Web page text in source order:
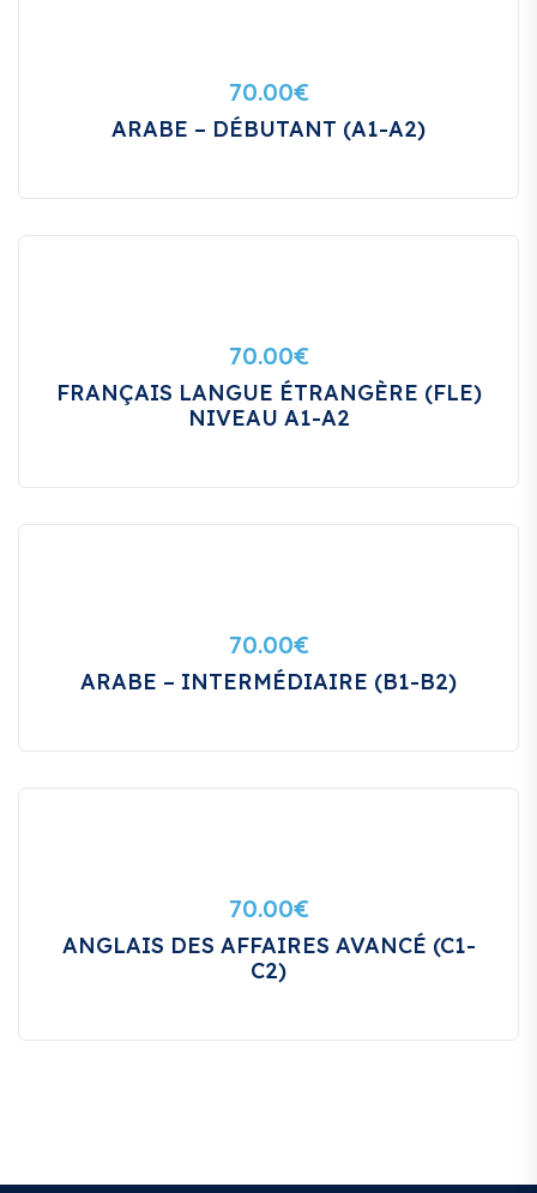
70.00€
ARABE – DÉBUTANT (A1-A2)
70.00€
FRANÇAIS LANGUE ÉTRANGÈRE (FLE)
NIVEAU A1-A2
70.00€
ARABE – INTERMÉDIAIRE (B1-B2)
70.00€
ANGLAIS DES AFFAIRES AVANCÉ (C1-
C2)